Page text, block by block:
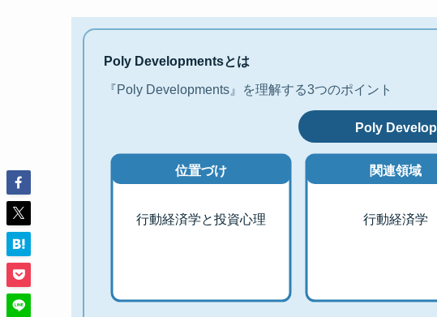
Poly Developmentsとは
『Poly Developments』を理解する3つのポイント
Poly Develop
位置づけ
行動経済学と投資心理
関連領域
行動経済学